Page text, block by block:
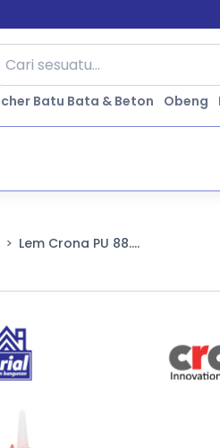
Batu Bata & Beton Obeng
Lem Crona PU 88....